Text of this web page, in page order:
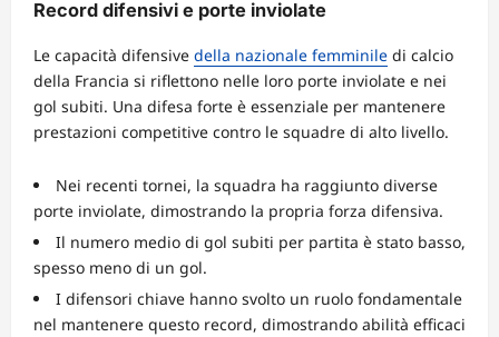
Record difensivi e porte inviolate
Le capacità difensive della nazionale femminile di calcio
della Francia si riflettono nelle loro porte inviolate e nei
gol subiti. Una difesa forte è essenziale per mantenere
prestazioni competitive contro le squadre di alto livello.
Nei recenti tornei, la squadra ha raggiunto diverse
porte inviolate, dimostrando la propria forza difensiva.
Il numero medio di gol subiti per partita è stato basso,
spesso meno di un gol.
I difensori chiave hanno svolto un ruolo fondamentale
nel mantenere questo record, dimostrando abilità efficaci